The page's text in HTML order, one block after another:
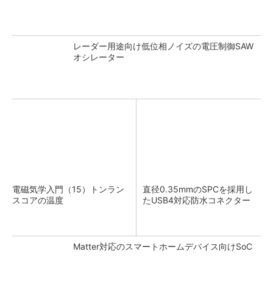
レーダー用途向け低位相ノイズの電圧制御SAW
オシレーター
電磁気学入門（15）トンラン
スコアの温度
直径0.35mmのSPCを採用し
たUSB4対応防水コネクター
Matter対応のスマートホームデバイス向けSoC